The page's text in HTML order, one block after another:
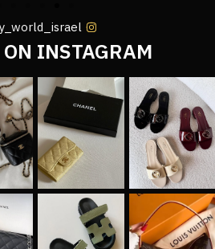
INSTAGRAM